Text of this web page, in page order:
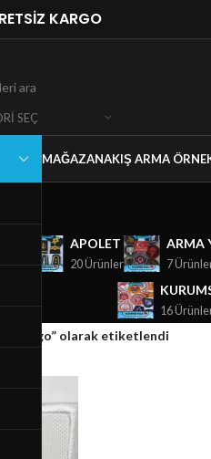
KARGO
SEÇ
MAĞAZANAKIŞ ARMA
APOLET
20 Ürünler
ARMA
7
16
Logo” olarak etiketlendi